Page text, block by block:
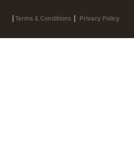
|Terms & Conditions | Privacy Policy